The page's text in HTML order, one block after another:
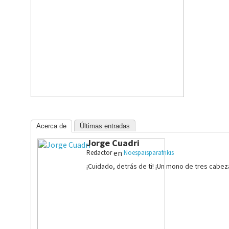
Acerca de Últimas entradas
Jorge Cuadri
Redactoren Noespaisparafrikis
¡Cuidado, detrás de ti! ¡Un mono de tres